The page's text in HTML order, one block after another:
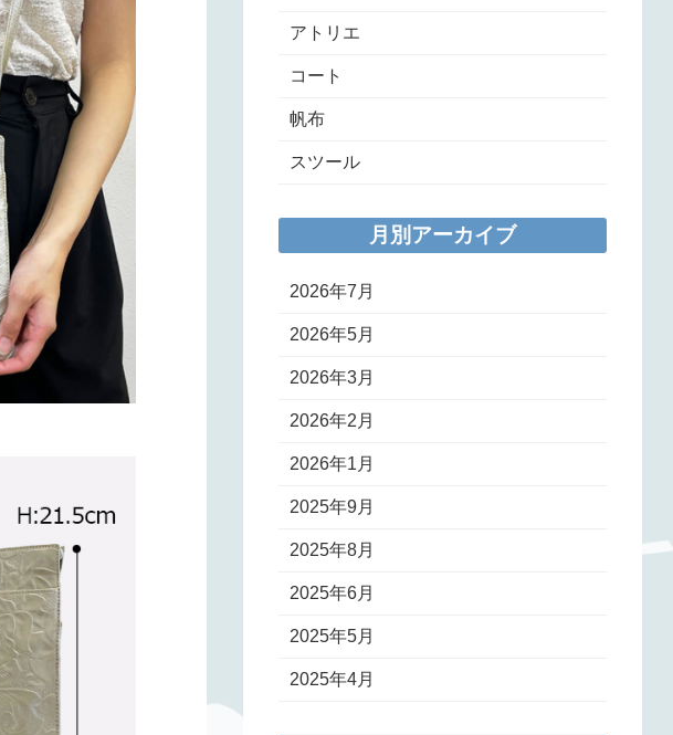
アトリエ
コート
帆布
スツール
月別アーカイブ
2026年7月
2026年5月
2026年3月
2026年2月
2026年1月
2025年9月
2025年8月
2025年6月
2025年5月
2025年4月